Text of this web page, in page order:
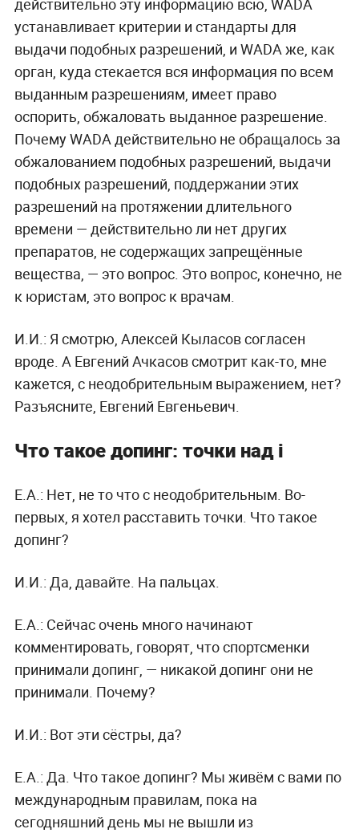
действительно эту информацию всю, WADA
устанавливает критерии и стандарты для
выдачи подобных разрешений, и WADA же, как
орган, куда стекается вся информация по всем
выданным разрешениям, имеет право
оспорить, обжаловать выданное разрешение.
Почему WADA действительно не обращалось за
обжалованием подобных разрешений, выдачи
подобных разрешений, поддержании этих
разрешений на протяжении длительного
времени — действительно ли нет других
препаратов, не содержащих запрещённые
вещества, — это вопрос. Это вопрос, конечно, не
к юристам, это вопрос к врачам.
И.И.: Я смотрю, Алексей Кыласов согласен
вроде. А Евгений Ачкасов смотрит как-то, мне
кажется, с неодобрительным выражением, нет?
Разъясните, Евгений Евгеньевич.
Что такое допинг: точки над i
Е.А.: Нет, не то что с неодобрительным. Во-
первых, я хотел расставить точки. Что такое
допинг?
И.И.: Да, давайте. На пальцах.
Е.А.: Сейчас очень много начинают
комментировать, говорят, что спортсменки
принимали допинг, — никакой допинг они не
принимали. Почему?
И.И.: Вот эти сёстры, да?
Е.А.: Да. Что такое допинг? Мы живём с вами по
международным правилам, пока на
сегодняшний день мы не вышли из